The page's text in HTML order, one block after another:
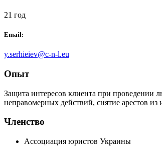
21 год
Email:
y.serhieiev@c-n-l.eu
Опыт
Защита интересов клиента при проведении
неправомерных действий, снятие арестов
Членство
Ассоциация юристов Украины